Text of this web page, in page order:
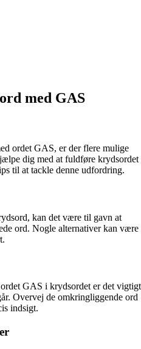
med GAS
ordet GAS, er der flere mulige
dig med at fuldføre krydsordet
til at tackle denne udfordring.
kan det være til gavn at
ord. Nogle alternativer kan være
GAS i krydsordet er det vigtigt
Overvej de omkringliggende ord
indsigt.